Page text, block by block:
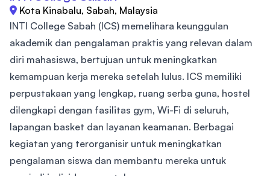
Kota Kinabalu, Sabah, Malaysia
INTI College Sabah (ICS) memelihara keunggulan
akademik dan pengalaman praktis yang relevan dalam
diri mahasiswa, bertujuan untuk meningkatkan
kemampuan kerja mereka setelah lulus. ICS memiliki
perpustakaan yang lengkap, ruang serba guna, hostel
dilengkapi dengan fasilitas gym, Wi-Fi di seluruh,
lapangan basket dan layanan keamanan. Berbagai
kegiatan yang terorganisir untuk meningkatkan
pengalaman siswa dan membantu mereka untuk